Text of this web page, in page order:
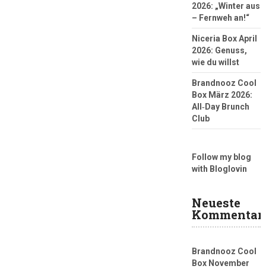
2026: „Winter aus
– Fernweh an!“
Niceria Box April
2026: Genuss,
wie du willst
Brandnooz Cool
Box März 2026:
All‑Day Brunch
Club
Follow my blog
with Bloglovin
Neueste
Brandnooz Cool
Box November